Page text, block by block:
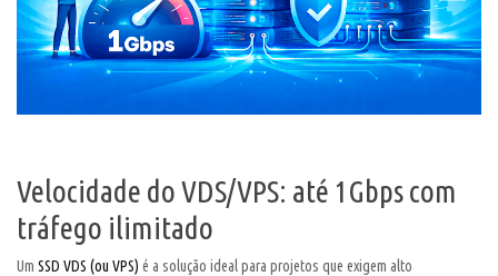
Velocidade do VDS/VPS: até 1Gbps com
tráfego ilimitado
Um SSD VDS (ou VPS) é a solução ideal para projetos que exigem alto